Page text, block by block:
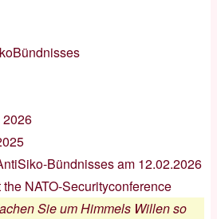
2026
Bündnisses am 12.02.2026
NATO-Securityconference
Sie um Himmels Willen so